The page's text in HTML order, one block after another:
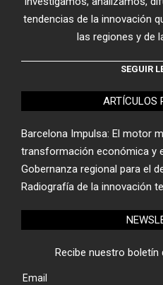
tendencias de la innovación
las regiones y de
SEGUIR
ARTÍCULOS
Barcelona Impulsa: El motor
transformación económica y
Gobernanza regional para el
Radiografía de la innovación
Recibe nuestro boletín
Email